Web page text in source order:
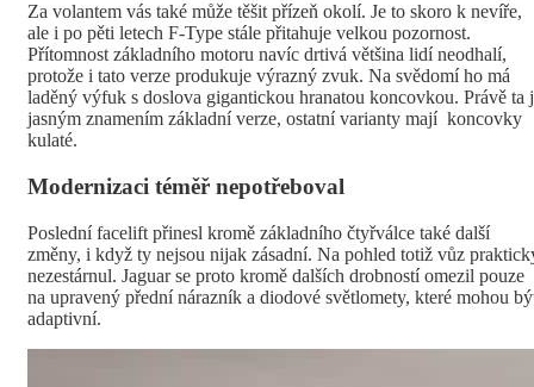
Za volantem vás také může těšit přízeň okolí. Je to skoro k nevíře,
ale i po pěti letech F-Type stále přitahuje velkou pozornost.
Přítomnost základního motoru navíc drtivá většina lidí neodhalí,
protože i tato verze produkuje výrazný zvuk. Na svědomí ho má
laděný výfuk s doslova gigantickou hranatou koncovkou. Právě ta
jasným znamením základní verze, ostatní varianty mají koncovky
kulaté.
Modernizaci téměř nepotřeboval
Poslední facelift přinesl kromě základního čtyřválce také další
změny, i když ty nejsou nijak zásadní. Na pohled totiž vůz
nezestárnul. Jaguar se proto kromě dalších drobností omezil pouze
na upravený přední nárazník a diodové světlomety, které mohou
adaptivní.